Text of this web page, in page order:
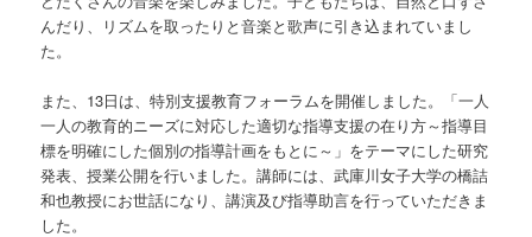
んだり、リズムを取ったりと音楽と歌声に引き込まれていまし
た。
また、13日は、特別支援教育フォーラムを開催しました。「一人
一人の教育的ニーズに対応した適切な指導支援の在り方～指導目
標を明確にした個別の指導計画をもとに～」をテーマにした研究
発表、授業公開を行いました。講師には、武庫川女子大学の橋詰
和也教授にお世話になり、講演及び指導助言を行っていただきま
した。